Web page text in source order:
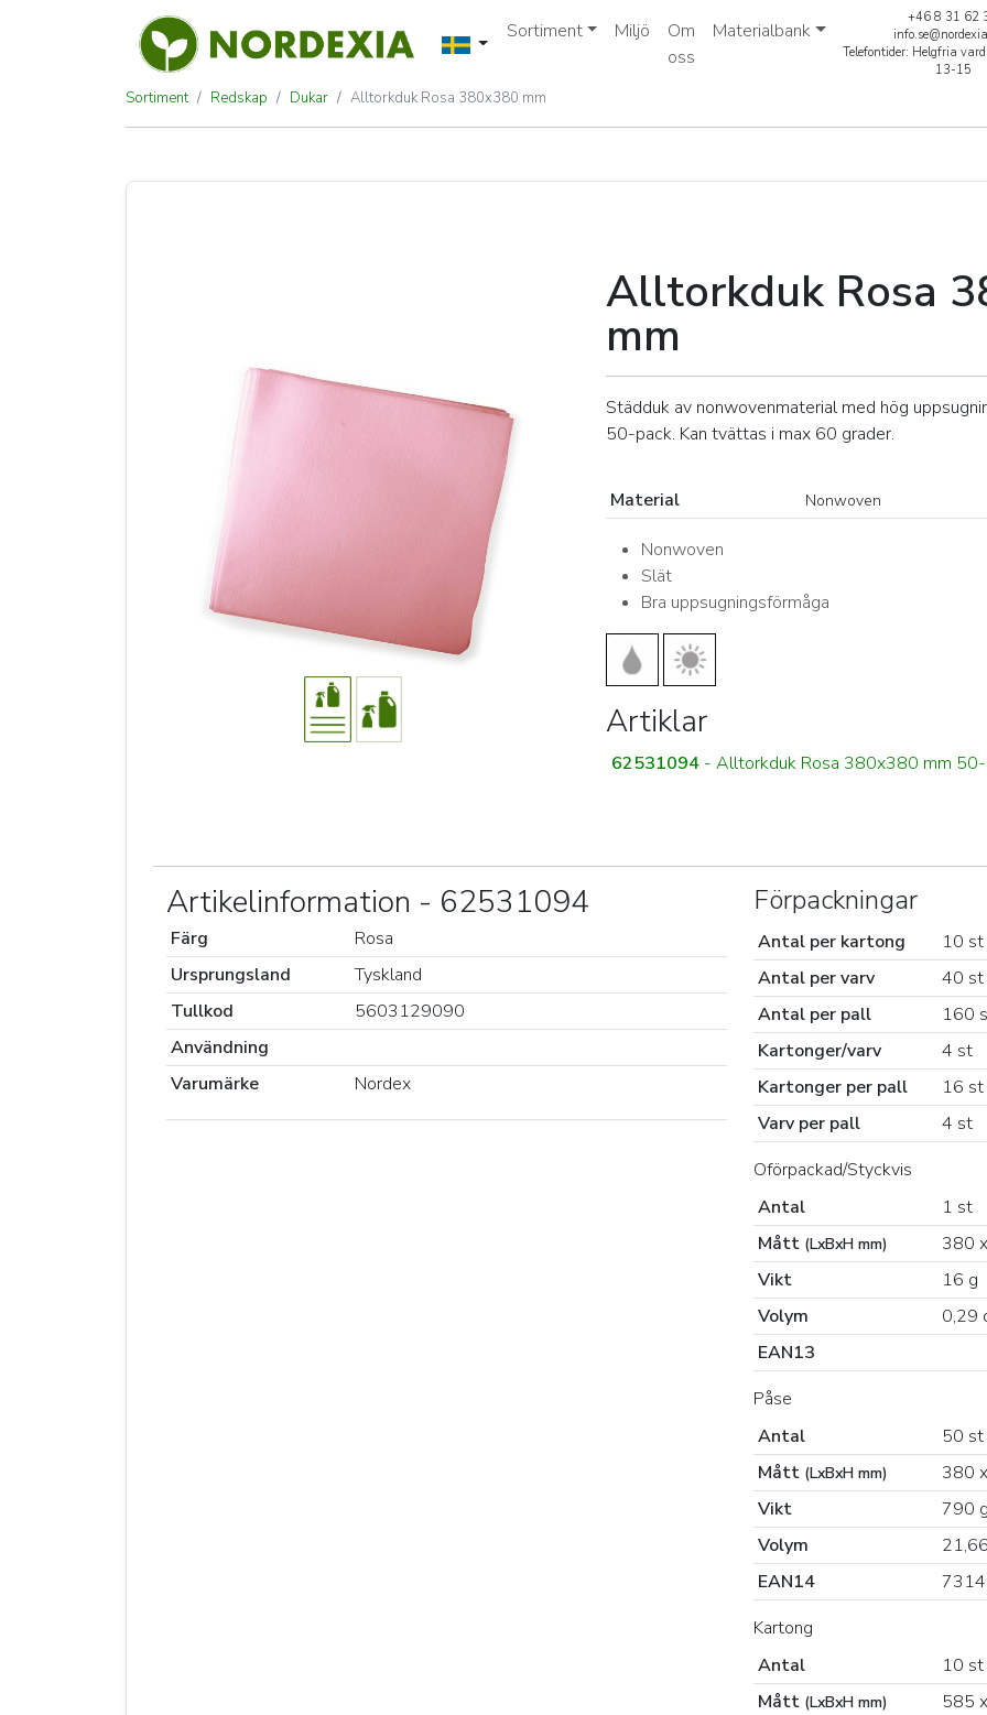
Sortiment Miljö
Om
oss
Materialbank
+46 8 31 62
Telefontider: Helgfria
13-15
Sortiment Redskap Dukar Alltorkduk Rosa 380x380 mm
Alltorkduk Rosa 380x380 mm
Alltorkduk Rosa
mm
Städduk av nonwovenmaterial med hög
50-pack. Kan tvättas i max 60 grader.
Material Nonwoven
Nonwoven
Slät
Bra uppsugningsförmåga
Artiklar
62531094 - Alltorkduk Rosa 380x380 mm
Artikelinformation - 62531094
Färg
Rosa
Ursprungsland
Tyskland
Tullkod
5603129090
Användning
Varumärke
Nordex
Förpackningar
Antal per kartong
10 st
Antal per varv
40 st
Antal per pall
160
Kartonger/varv
4 st
Kartonger per pall
16 st
Varv per pall
4 st
Oförpackad/Styckvis
Antal
1 st
Mått (LxBxH mm)
380
Vikt
16 g
Volym
0,29
EAN13
Påse
Antal
50 st
Mått (LxBxH mm)
380
Vikt
790
Volym
EAN14
Kartong
Antal
10 st
Mått (LxBxH mm)
585